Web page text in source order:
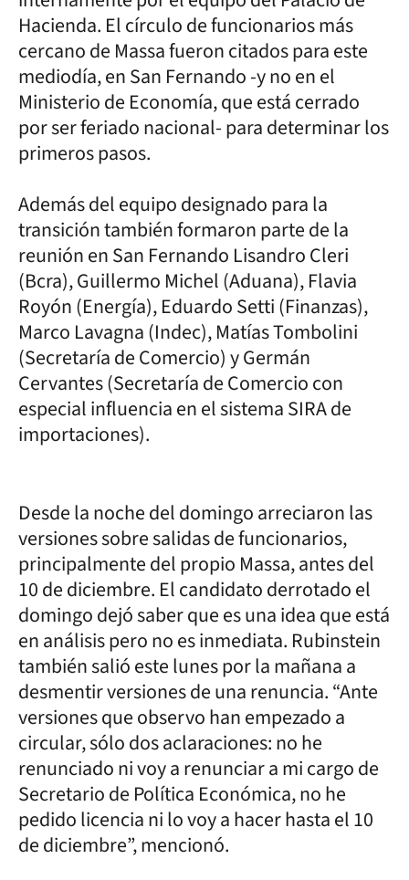
Hacienda. El círculo de funcionarios más
cercano de Massa fueron citados para este
mediodía, en San Fernando -y no en el
Ministerio de Economía, que está cerrado
por ser feriado nacional- para determinar los
primeros pasos.
Además del equipo designado para la
transición también formaron parte de la
reunión en San Fernando Lisandro Cleri
(Bcra), Guillermo Michel (Aduana), Flavia
Royón (Energía), Eduardo Setti (Finanzas),
Marco Lavagna (Indec), Matías Tombolini
(Secretaría de Comercio) y Germán
Cervantes (Secretaría de Comercio con
especial influencia en el sistema SIRA de
importaciones).
Desde la noche del domingo arreciaron las
versiones sobre salidas de funcionarios,
principalmente del propio Massa, antes del
10 de diciembre. El candidato derrotado el
domingo dejó saber que es una idea que está
en análisis pero no es inmediata. Rubinstein
también salió este lunes por la mañana a
desmentir versiones de una renuncia. “Ante
versiones que observo han empezado a
circular, sólo dos aclaraciones: no he
renunciado ni voy a renunciar a mi cargo de
Secretario de Política Económica, no he
pedido licencia ni lo voy a hacer hasta el 10
de diciembre”, mencionó.